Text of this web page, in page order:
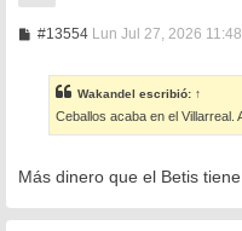
#13554M
a
j
e
Lun Jul 27, 2026
Wakandel escribió: ↑
Ceballos acaba en el Villarreal.
Más dinero que el Betis